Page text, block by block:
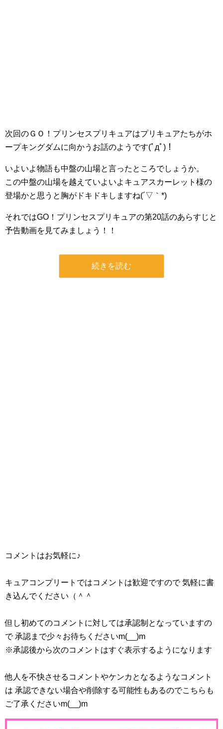
次回のＧＯ！プリンセスプリキュアはプリキュアたちがホ
ープキングダムに向かうお話のようです(ﾟдﾟ)！
いよいよ物語も中盤の山場と言ったところでしょうか。
この中盤の山場を越えていよいよキュアスカーレット様の
登場かと思うと胸がドキドキしますね(´▽｀*)
それではGO！プリンセスプリキュアの第20話のあらすじと
予告動画を見てみましょう！！
続きを読む
コメントはお気軽に♪
キュアコンプリートではコメントは歓迎ですので 気軽に書
き込んでください（＾＾
但し初めてのコメントに対しては承認制となっていますの
で 承認まで少々お待ちくださいm(__)m
※承認後から次のコメントはすぐ表示するようになります
他人を不快させるコメントやケンカとなるようなコメント
は 承認できない場合や削除する可能性もあるのでこちらも
ご了承くださいm(__)m